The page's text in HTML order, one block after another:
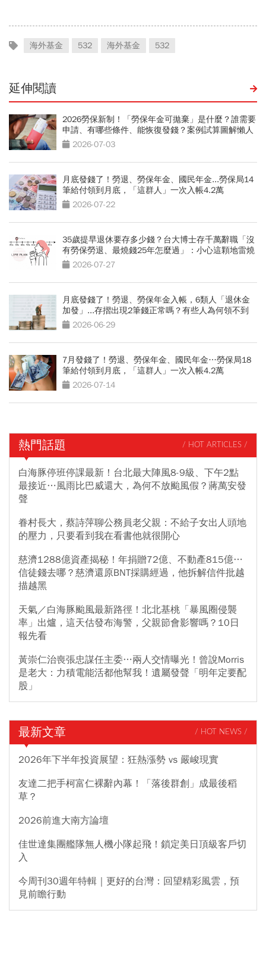
海外基金 532 海外基金 532
延伸閱讀
2026勞保新制！「勞保年金可拋棄」是什麼？誰需要
申請、有哪些條件、能恢復發錢？案例試算圖解懶人
包 2026-07-03
月底發錢了！勞退、勞保年金、國民年金...勞保局14
筆給付領到月底，「這群人」一次入帳4.2萬
2026-07-22
35歲提早退休要存多少錢？台大博士存千萬辭職「沒
有勞保勞退、最燒錢25年怎麼過」：小心這顆地雷燒
光存款
2026-07-27
月底發錢了！勞退、勞保年金入帳，6類人「退休金
加發」...存摺出現2筆錢正常嗎？有些人為何領不到
2026-06-29
7月發錢了！勞退、勞保年金、國民年金…勞保局18
筆給付領到月底，「這群人」一次入帳4.2萬
2026-07-14
熱門話題 / HOT ARTICLES /
白海豚停班停課最新！台北最大陣風8-9級、下午2點
最接近…風雨比巴威還大，為何不放颱風假？蔣萬安發
聲
眷村長大，蔡詩萍聊公務員老父親：不給子女出人頭地
的壓力，只要看到我在看書他就很開心
慈濟1288億資產揭秘！年捐贈72億、不動產815億…
信徒錢去哪？慈濟還原BNT採購經過，他拆解信件批越
描越黑
天氣／白海豚颱風最新路徑！北北基桃「暴風圈侵襲
率」出爐，這天估發布海警，父親節會影響嗎？10日
報先看
黃崇仁治喪張忠謀任主委…兩人交情曝光！曾說Morris
是老大：力積電能活都他幫我！遺屬發聲「明年定要配
股」
最新文章 / HOT NEWS /
2026年下半年投資展望：狂熱漲勢 vs 嚴峻現實
友達二把手柯富仁裸辭內幕！「落後群創」成最後稻
草？
2026前進大南方論壇
佳世達集團艦隊無人機小隊起飛！鎖定美日頂級客戶切
入
今周刊30週年特輯｜更好的台灣：回望精彩風雲，預
見前瞻行動